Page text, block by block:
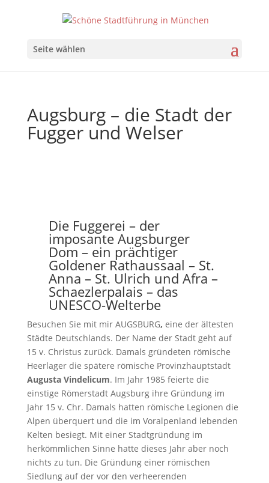
Seite wählen
Augsburg – die Stadt der
Fugger und Welser
Die Fuggerei – der
imposante Augsburger
Dom – ein prächtiger
Goldener Rathaussaal – St.
Anna – St. Ulrich und Afra –
Schaezlerpalais – das
UNESCO-Welterbe
Besuchen Sie mit mir AUGSBURG, eine der ältesten
Städte Deutschlands. Der Name der Stadt geht auf
15 v. Christus zurück. Damals gründeten römische
Heerlager die spätere römische Provinzhauptstadt
Augusta Vindelicum. Im Jahr 1985 feierte die
einstige Römerstadt Augsburg ihre Gründung im
Jahr 15 v. Chr. Damals hatten römische Legionen die
Alpen überquert und die im Voralpenland lebenden
Kelten besiegt. Mit einer Stadtgründung im
herkömmlichen Sinne hatte dieses Jahr aber noch
nichts zu tun. Die Gründung einer römischen
Siedlung auf der vor den verheerenden